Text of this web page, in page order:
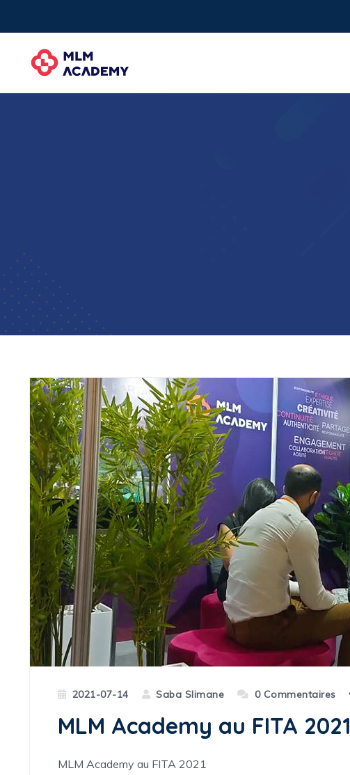
2021-07-14 Saba Slimane 0 Commentaires
MLM Academy au FITA 2021
MLM Academy au FITA 2021